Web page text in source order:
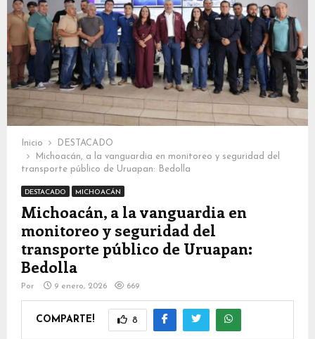
Inicio
DESTACADO
Michoacán, a la vanguardia en monitoreo y seguridad del
transporte público de Uruapan: Bedolla
DESTACADO MICHOACÁN
Michoacán, a la vanguardia en
monitoreo y seguridad del
transporte público de Uruapan:
Bedolla
Por 9 enero, 2026 669
COMPARTE! 8